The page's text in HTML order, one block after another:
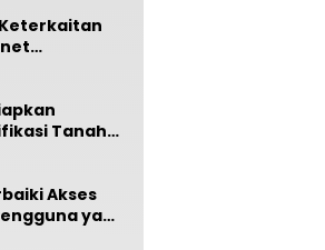
Stres
Tanah
Akses
yang